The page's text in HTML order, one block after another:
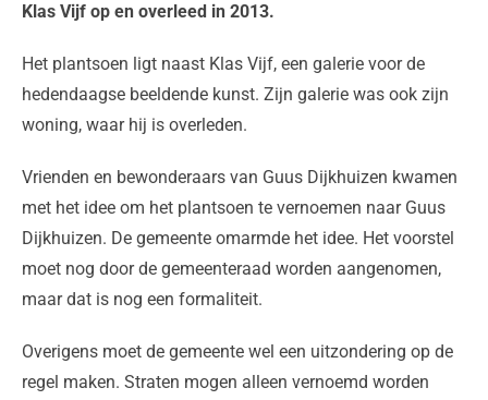
Klas Vijf op en overleed in 2013.
Het plantsoen ligt naast Klas Vijf, een galerie voor de
hedendaagse beeldende kunst. Zijn galerie was ook zijn
woning, waar hij is overleden.
Vrienden en bewonderaars van Guus Dijkhuizen kwamen
met het idee om het plantsoen te vernoemen naar Guus
Dijkhuizen. De gemeente omarmde het idee. Het voorstel
moet nog door de gemeenteraad worden aangenomen,
maar dat is nog een formaliteit.
Overigens moet de gemeente wel een uitzondering op de
regel maken. Straten mogen alleen vernoemd worden